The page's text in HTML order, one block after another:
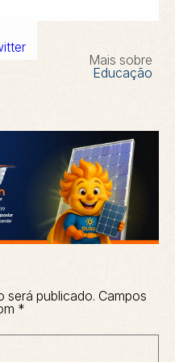
Mais sobre
Educação
será publicado. Campos
*